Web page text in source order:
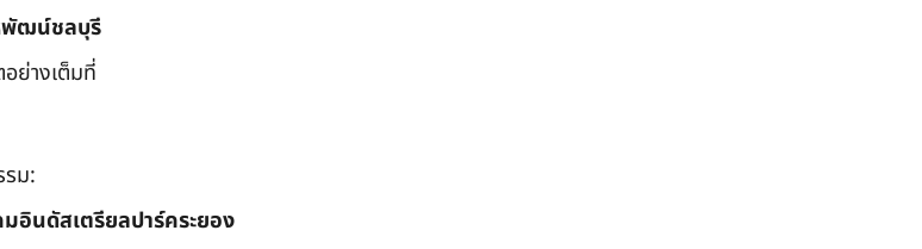
พัฒน์ชลบุรี
ย่างเต็มที่
ม:
อินดัสเตรียลปาร์คระยอง